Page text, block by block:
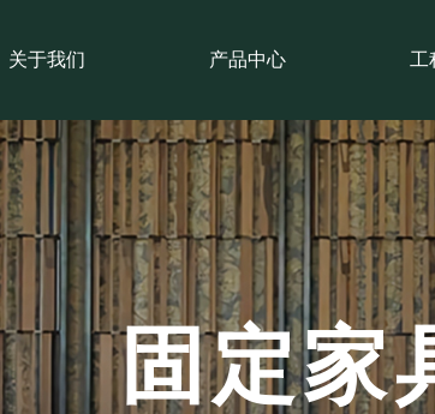
固定家
关于我们 产品中心 工